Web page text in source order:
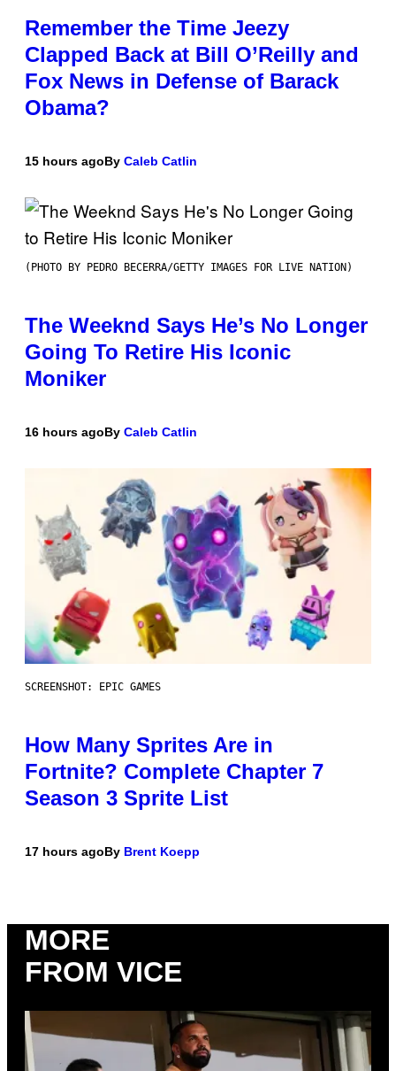
Remember the Time Jeezy
Clapped Back at Bill O’Reilly and
Fox News in Defense of Barack
Obama?
15 hours agoBy Caleb Catlin
(PHOTO BY PEDRO BECERRA/GETTY IMAGES FOR LIVE NATION)
The Weeknd Says He’s No Longer
Going To Retire His Iconic
Moniker
16 hours agoBy Caleb Catlin
SCREENSHOT: EPIC GAMES
How Many Sprites Are in
Fortnite? Complete Chapter 7
Season 3 Sprite List
17 hours agoBy Brent Koepp
MORE
FROM VICE